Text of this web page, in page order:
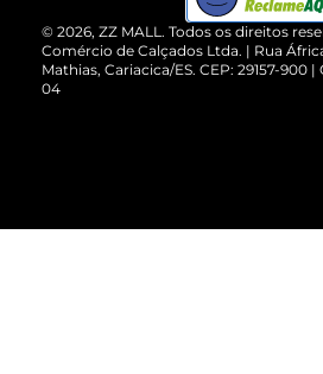
Cartão Presente
Vendas Corporativas
© 2026, ZZ MALL. Todos os direitos
Comércio de Calçados Ltda. | Rua
Mathias, Cariacica/ES. CEP: 29157-900
04